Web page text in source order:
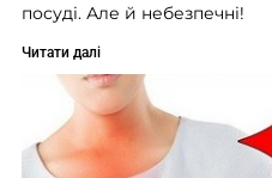
посуді. Але й небезпечні!
Читати далі